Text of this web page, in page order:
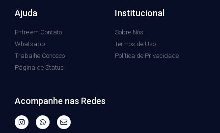
Ajuda
Entre em Contato
Whatsapp
Trabalhe Conosco
Página de Status
Institucional
Sobre Nós
Termos de Uso
Política de Privacidade
Acompanhe nas Redes